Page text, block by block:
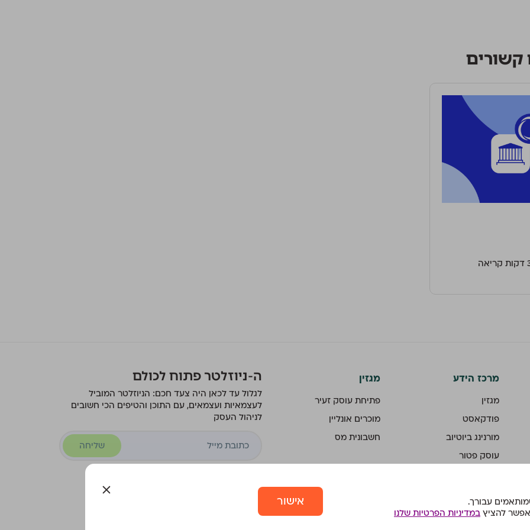
מרכז הידע
מגזין
פודקאסט
מורנינג ביוטיוב
עוסק פטור
ממשק API
מגזין
פתיחת עוסק זעיר
מוכרים אונליין
חשבונית מס
ה-ניוזלטר פתוח לכולם
לגלול עד לכאן היה צעד חכם: הניוזלטר המוביל
לעצמאיות ועצמאים, עם התוכן והטיפים הכי חשובים
לניהול העסק
שליחה
להציץ במדיניות הפרטיות שלנו
אישור